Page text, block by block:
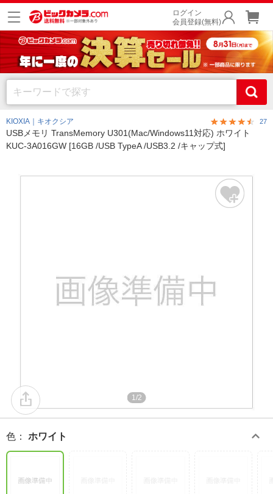
ログイン
会員登録(無料)
KIOXIA｜キオクシア 27
USBメモリ TransMemory U301(Mac/Windows11対応) ホワイト
KUC-3A016GW [16GB /USB TypeA /USB3.2 /キャップ式]
1/2
色 ： ホワイト